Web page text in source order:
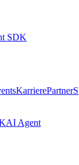
SDK
KarrierePartnerS
AI Agent